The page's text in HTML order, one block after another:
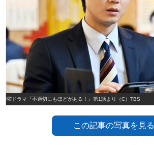
金曜ドラマ『不適切にもほどがある！』第1話より（C）TBS
この記事の写真を見る